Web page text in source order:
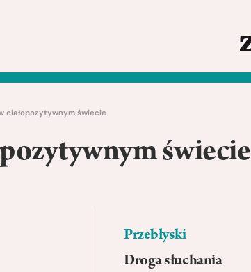
ciałopozytywnym świecie
świecie
Przebłyski
Droga słuchania